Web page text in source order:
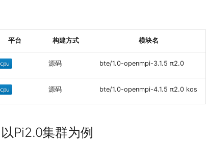
平台 构建方式 模块名
源码 bte/1.0-openmpi-3.1.5 π2.0
源码 bte/1.0-openmpi-4.1.5 π2.0 kos
Pi2.0集群为例